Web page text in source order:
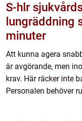
S-hlr sjukvårdsanpassad hjärt-
lungräddning
minuter
Att kunna agera
är avgörande, men
krav. Här räcker inte
Personalen behöver